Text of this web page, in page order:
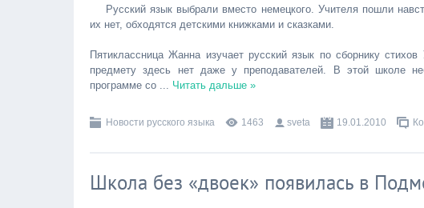
Русский язык выбрали вместо немецкого. Учителя пошли
их нет, обходятся детскими книжками и сказками.
Пятиклассница Жанна изучает русский язык по сборнику
предмету здесь нет даже у преподавателей. В этой школе
программе со ... Читать дальше »
Новости русского языка 1463 sveta 19.01.2010
Школа без «двоек» появилась в